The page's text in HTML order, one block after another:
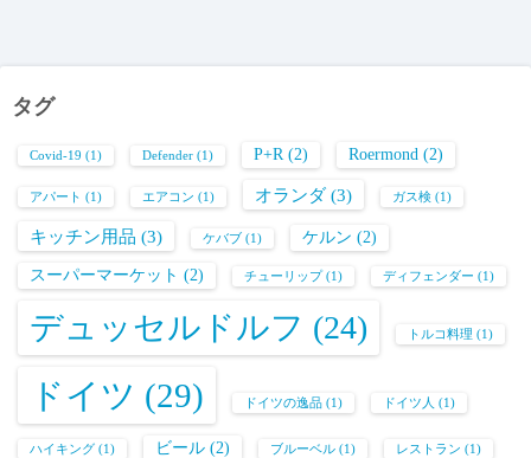
タグ
Covid-19 (1) Defender (1) P+R(2) Roermond (2)
アパート (1) エアコン (1) オランダ(3) ガス検 (1)
キッチン用品 (3) ケバブ (1) ケルン (2)
スーパーマーケット (2) チューリップ(1) ディフェンダー (1)
デュッセルドルフ (24) トルコ料理 (1)
ドイツ (29) ドイツの逸品 (1) ドイツ人 (1)
ハイキング (1) ビール (2) ブルーベル (1) レストラン (1)